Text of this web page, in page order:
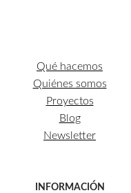
Qué hacemos
Quiénes somos
Proyectos
Blog
Newsletter
INFORMACIÓN